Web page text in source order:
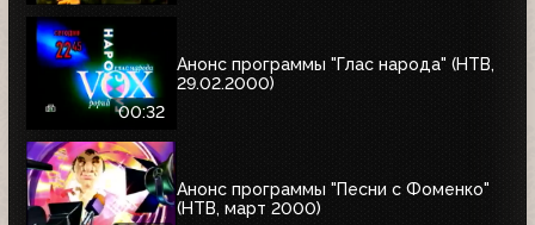
00:32
Анонс программы "Глас народа" (НТВ,
29.02.2000)
Анонс программы "Песни с Фоменко"
(НТВ, март 2000)